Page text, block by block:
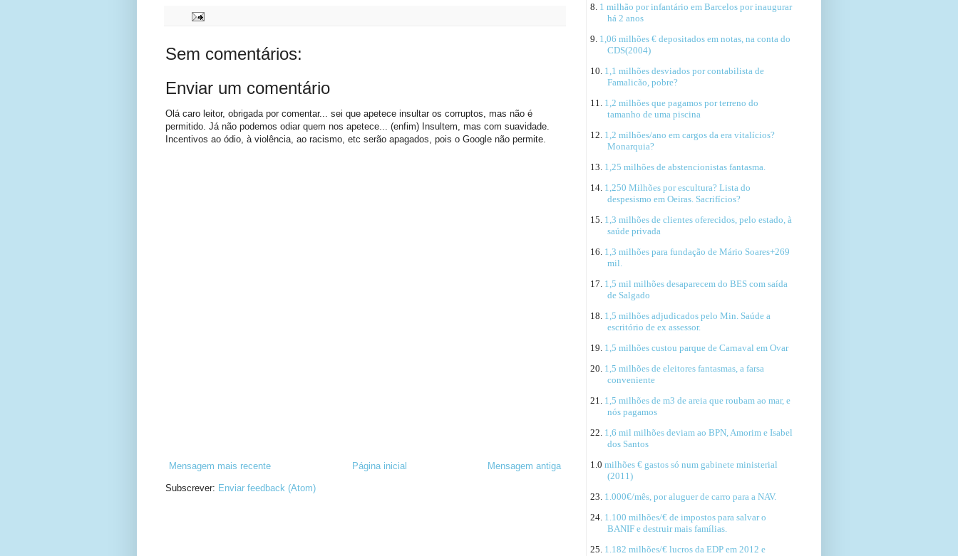
Sem comentários:
Enviar um comentário
Olá caro leitor, obrigada por comentar... sei que apetece insultar os corruptos, mas não é
permitido. Já não podemos odiar quem nos apetece... (enfim) Insultem, mas com suavidade.
Incentivos ao ódio, à violência, ao racismo, etc serão apagados, pois o Google não permite.
Mensagem mais recente Mensagem antiga
Página inicial
Subscrever: Enviar feedback (Atom)
8. 1 milhão por infantário em Barcelos por inaugurar
há 2 anos
9. 1,06 milhões € depositados em notas, na conta do
CDS(2004)
10. 1,1 milhões desviados por contabilista de
Famalicão, pobre?
11.
1,2 milhões que pagamos por terreno do
tamanho de uma piscina
12. 1,2 milhões/ano em cargos da era vitalícios?
Monarquia?
13. 1,25 milhões de abstencionistas fantasma.
14. 1,250 Milhões por escultura? Lista do
despesismo em Oeiras. Sacrifícios?
15. 1,3 milhões de clientes oferecidos, pelo estado, à
saúde privada
16. 1,3 milhões para fundação de Mário Soares+269
mil.
17. 1,5 mil milhões desaparecem do BES com saída
de Salgado
18. 1,5 milhões adjudicados pelo Min. Saúde a
escritório de ex assessor.
19. 1,5 milhões custou parque de Carnaval em Ovar
20. 1,5 milhões de eleitores fantasmas, a farsa
conveniente
21.
1,5 milhões de m3 de areia que roubam ao mar, e
nós pagamos
22. 1,6 mil milhões deviam ao BPN, Amorim e Isabel
dos Santos
1.0 milhões € gastos só num gabinete ministerial
(2011)
23. 1.000€/mês, por aluguer de carro para a NAV.
24. 1.100 milhões/€ de impostos para salvar o
BANIF e destruir mais famílias.
25. 1.182 milhões/€ lucros da EDP em 2012 e